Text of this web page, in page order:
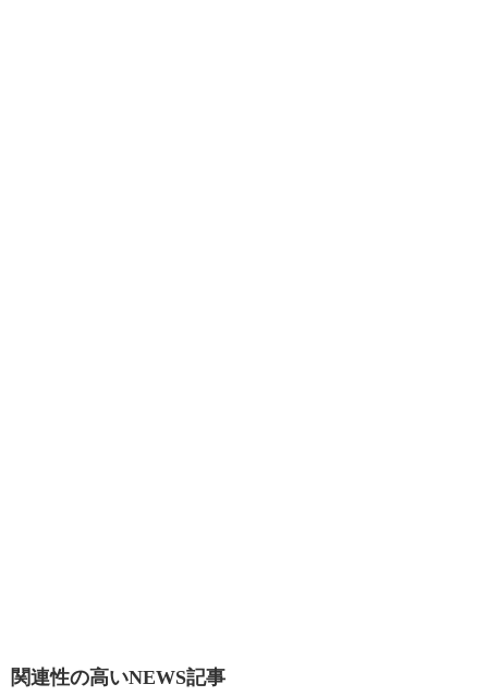
関連性の高いNEWS記事